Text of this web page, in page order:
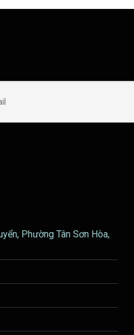
1.490.000 ₫
Phường Tân Sơn Hòa,